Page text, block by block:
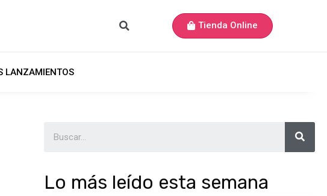
Tienda Online
LANZAMIENTOS
Lo más leído esta semana